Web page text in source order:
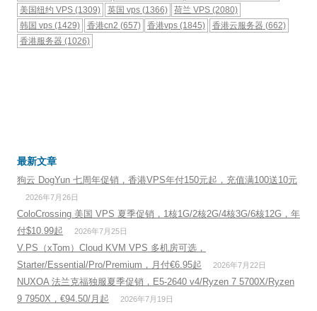
美国纽约 VPS (1309) 英国 vps(1366) 荷兰 VPS (2080)
韩国 vps (1429) 香港cn2 (657) 香港vps (1845) 香港云服务器 (662)
香港服务器 (1026)
最新文章
狗云 DogYun 七周年促销，香港VPS年付150元起，充值满100送10元
2026年7月26日
ColoCrossing 美国 VPS 夏季促销，1核1G/2核2G/4核3G/6核12G，年
付$10.99起
2026年7月25日
V.PS（xTom）Cloud KVM VPS 多机房可选，
Starter/Essential/Pro/Premium，月付€6.95起
2026年7月22日
NUXOA 法兰克福独服夏季促销，E5-2640 v4/Ryzen 7 5700X/Ryzen
9 7950X，€94.50/月起
2026年7月19日